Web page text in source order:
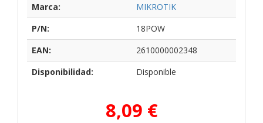
Marca:
MIKROTIK
P/N:
18POW
EAN:
2610000002348
Disponibilidad:
Disponible
8,09 €